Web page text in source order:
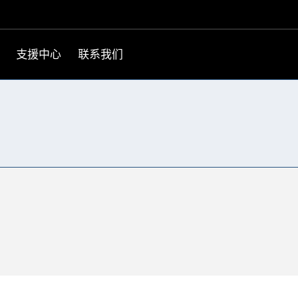
支援中心 联系我们